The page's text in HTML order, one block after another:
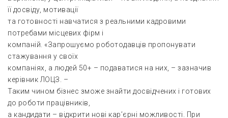
її досвіду, мотивації
та готовності навчатися з реальними кадровими
потребами місцевих фірм і
компаній. «Запрошуємо роботодавців пропонувати
стажування у своїх
компаніях, а людей 50+ – подаватися на них, – зазначив
керівник ЛОЦЗ. –
Таким чином бізнес зможе знайти досвідчених і готових
до роботи працівників,
а кандидати – відкрити нові кар’єрні можливості. При